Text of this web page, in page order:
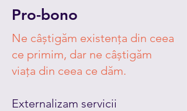
Pro-bono
Ne câștigăm existența din ceea
ce primim, dar ne câștigăm
viața din ceea ce dăm.
Externalizam servicii